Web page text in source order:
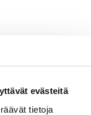
evästeitä
tietoja